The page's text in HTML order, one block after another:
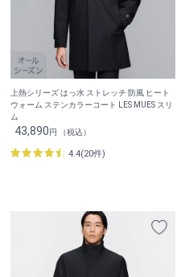
上熱シリーズ はっ水 ストレッチ 防風 ヒート
ウォーム ステンカラーコート LES MUES スリ
ム
43,890円 （税込）
4.4(20件)